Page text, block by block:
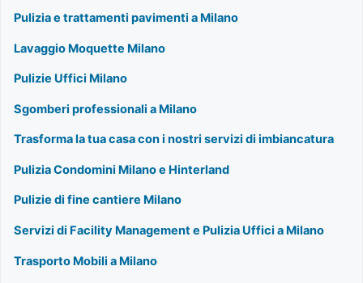
Pulizia e trattamenti pavimenti a Milano
Lavaggio Moquette Milano
Pulizie Uffici Milano
Sgomberi professionali a Milano
Trasforma la tua casa con i nostri servizi di imbiancatura
Pulizia Condomini Milano e Hinterland
Pulizie di fine cantiere Milano
Servizi di Facility Management e Pulizia Uffici a Milano
Trasporto Mobili a Milano